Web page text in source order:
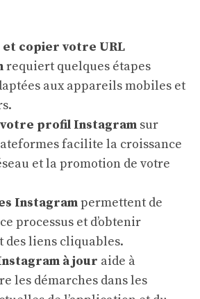
copier votre URL
requiert quelques étapes
aux appareils mobiles et
profil Instagram sur
facilite la croissance
et la promotion de votre
Instagrampermettent de
processus et d’obtenir
des liens cliquables.
à jour aide à
les démarches dans les